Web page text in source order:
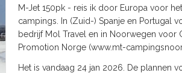
M-Jet 150pk - reis ik door Europa voor
campings. In (Zuid-) Spanje en Portugal
bedrijf Mol Travel en in Noorwegen voor
Promotion Norge (www.mt-
Het is vandaag 24 jan 2026. De plannen